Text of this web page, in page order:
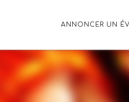
ANNONCER UN